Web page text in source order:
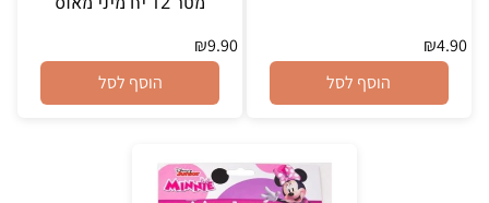
₪4.90
הוסף לסל
₪9.90
הוסף לסל